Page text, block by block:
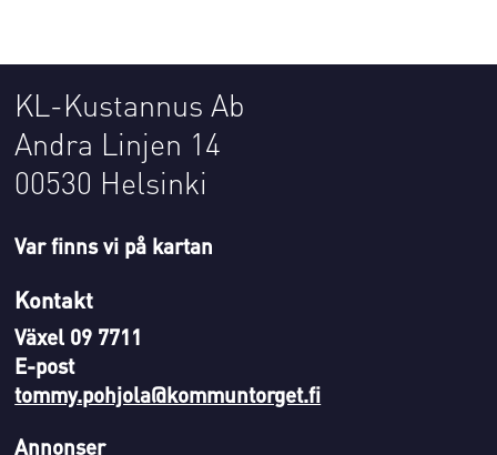
KL-Kustannus Ab
Andra Linjen 14
00530 Helsinki
Var finns vi på kartan
Kontakt
Växel 09 7711
E-post
tommy.pohjola@kommuntorget.fi
Annonser